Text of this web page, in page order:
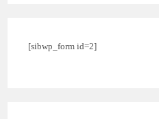
[sibwp_form id=2]